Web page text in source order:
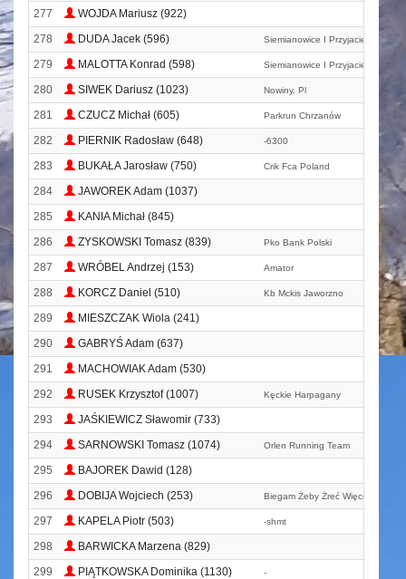
277
WOJDA Mariusz (922)
278
DUDA Jacek (596) Siemianowice I Przyjaciele
279 MALOTTA Konrad (598) Siemianowice I Przyjaciele
280 SIWEK Dariusz (1023) Nowiny. Pl
281 CZUCZ Michał (605) Parkrun Chrzanów
282 PIERNIK Radosław (648) -6300
283 BUKAŁA Jarosław (750) Crik Fca Poland
284
JAWOREK Adam (1037)
285
KANIA Michał (845)
286
ZYSKOWSKI Tomasz (839) Pko Bank Polski
287 WRÓBEL Andrzej (153) Amator
288 KORCZ Daniel (510) Kb Mckis Jaworzno
289
MIESZCZAK Wiola (241)
290
GABRYŚ Adam (637)
291
MACHOWIAK Adam (530)
292
RUSEK Krzysztof (1007) Kęckie Harpagany
293
JAŚKIEWICZ Sławomir (733)
294
SARNOWSKI Tomasz (1074) Orlen Running Team
295
BAJOREK Dawid (128)
296
DOBIJA Wojciech (253) Biegam Żeby Żreć Więcej
297 KAPELA Piotr (503) -shmt
298
BARWICKA Marzena (829)
299
PIĄTKOWSKA Dominika (1130) -